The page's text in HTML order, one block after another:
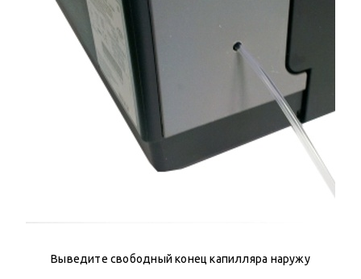
Выведите свободный конец капилляра наружу